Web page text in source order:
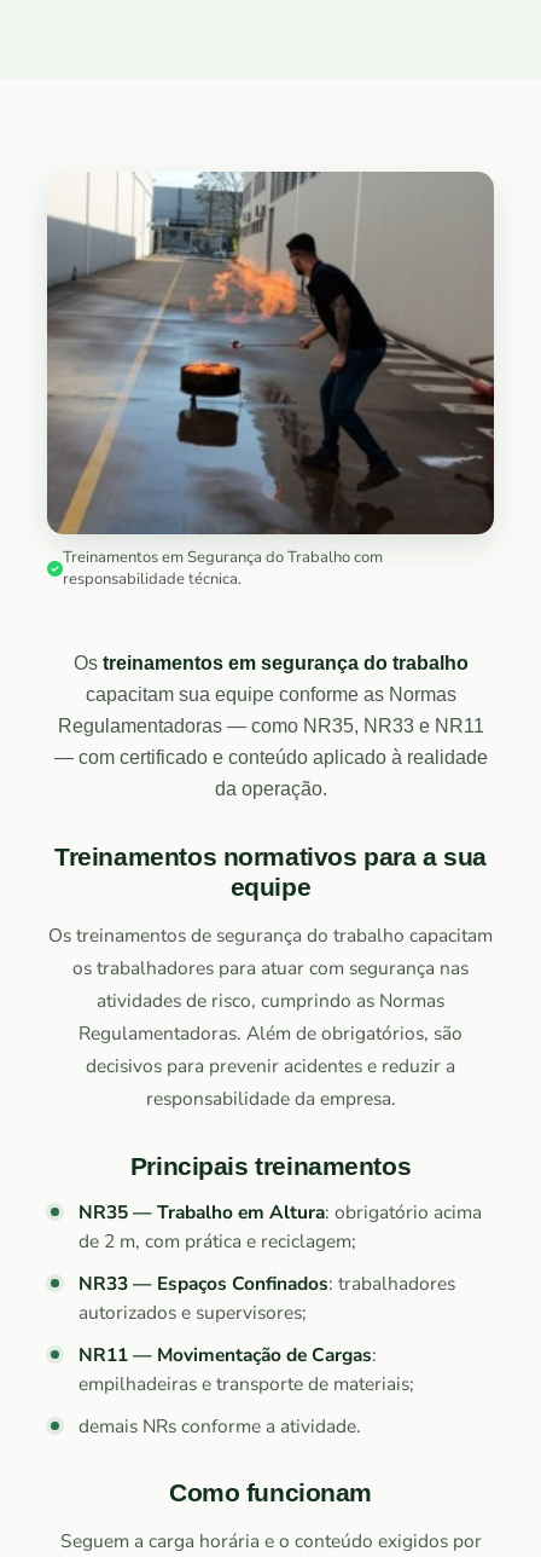
Os treinamentos em segurança do trabalho
capacitam sua equipe conforme as Normas
Regulamentadoras — como NR35, NR33 e NR11
— com certificado e conteúdo aplicado à realidade
da operação.
Treinamentos normativos para a sua
equipe
Os treinamentos de segurança do trabalho capacitam
os trabalhadores para atuar com segurança nas
atividades de risco, cumprindo as Normas
Regulamentadoras. Além de obrigatórios, são
decisivos para prevenir acidentes e reduzir a
responsabilidade da empresa.
Principais treinamentos
NR35 — Trabalho em Altura: obrigatório acima
de 2 m, com prática e reciclagem;
NR33 — Espaços Confinados: trabalhadores
autorizados e supervisores;
NR11 — Movimentação de Cargas:
empilhadeiras e transporte de materiais;
demais NRs conforme a atividade.
Como funcionam
Seguem a carga horária e o conteúdo exigidos por
Treinamentos em Segurança do Trabalho com
responsabilidade técnica.